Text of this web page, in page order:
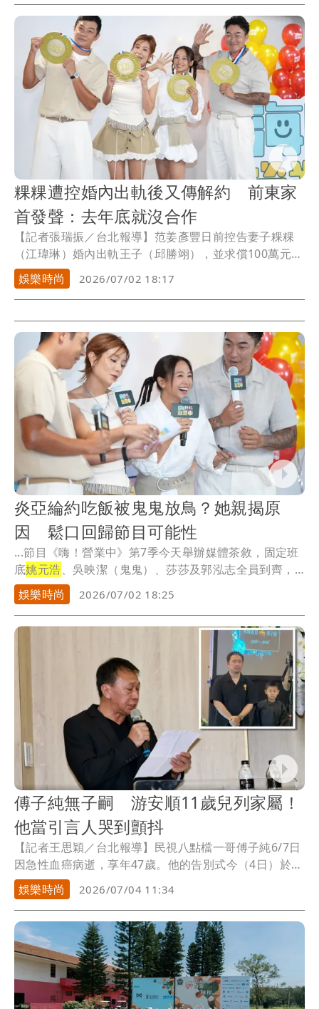
粿粿遭控婚內出軌後又傳解約 前東家
首發聲：去年底就沒合作
【記者張瑞振／台北報導】范姜彥豐日前控告妻子粿粿
（江瑋琳）婚內出軌王子（邱勝翊），並求償100萬元，
官司5月落幕，法院宣判他獲賠100萬元，而後續房產、
不動產等剩餘財產分配，目前仍在協商中；儘管粿王形
象重挫，但粿粿與王子的關係似乎不受影響，女方被拍
到頻繁進出王子住處；近日再傳出粿粿疑似受到風波影
響，已與經紀公司結束合作。對此，好看娛樂副總經理
王貞妮今天出席《嗨！營業中》第7季記者會時，也首度
對外說明雙方目前的合作狀況。
娛樂時尚 2026/07/02 18:17
炎亞綸約吃飯被鬼鬼放鳥？她親揭原
因 鬆口回歸節目可能性
...節目《嗨！營業中》第7季今天舉辦媒體茶敘，固定班
底姚元浩、吳映潔（鬼鬼）、莎莎及郭泓志全員到齊，
分享...
娛樂時尚 2026/07/02 18:25
傅子純無子嗣 游安順11歲兒列家屬！
他當引言人哭到顫抖
【記者王思穎／台北報導】民視八點檔一哥傅子純6/7日
因急性血癌病逝，享年47歲。他的告別式今（4日）於板
橋殯儀館區「新月會館」舉行。金鐘影帝游安順擔任引
言人，兩人交情甚篤，而他的11歲兒子游禮是傅子純的
乾兒子，今也位列家屬。游安順強忍悲傷上台訴說引
言，「從今天起，子純的身影，我們再也看不見了；留
給我們的，是無盡的思念，還有他那善解人意的靈
魂。」
娛樂時尚 2026/07/04 11:34